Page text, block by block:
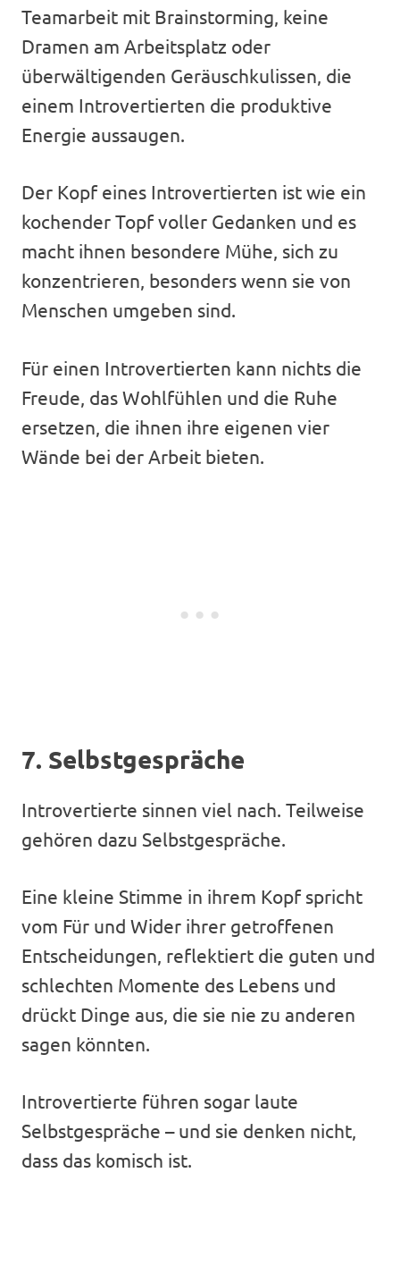
Teamarbeit mit Brainstorming, keine
Dramen am Arbeitsplatz oder
überwältigenden Geräuschkulissen, die
einem Introvertierten die produktive
Energie aussaugen.
Der Kopf eines Introvertierten ist wie ein
kochender Topf voller Gedanken und es
macht ihnen besondere Mühe, sich zu
konzentrieren, besonders wenn sie von
Menschen umgeben sind.
Für einen Introvertierten kann nichts die
Freude, das Wohlfühlen und die Ruhe
ersetzen, die ihnen ihre eigenen vier
Wände bei der Arbeit bieten.
7. Selbstgespräche
Introvertierte sinnen viel nach. Teilweise
gehören dazu Selbstgespräche.
Eine kleine Stimme in ihrem Kopf spricht
vom Für und Wider ihrer getroffenen
Entscheidungen, reflektiert die guten und
schlechten Momente des Lebens und
drückt Dinge aus, die sie nie zu anderen
sagen könnten.
Introvertierte führen sogar laute
Selbstgespräche – und sie denken nicht,
dass das komisch ist.